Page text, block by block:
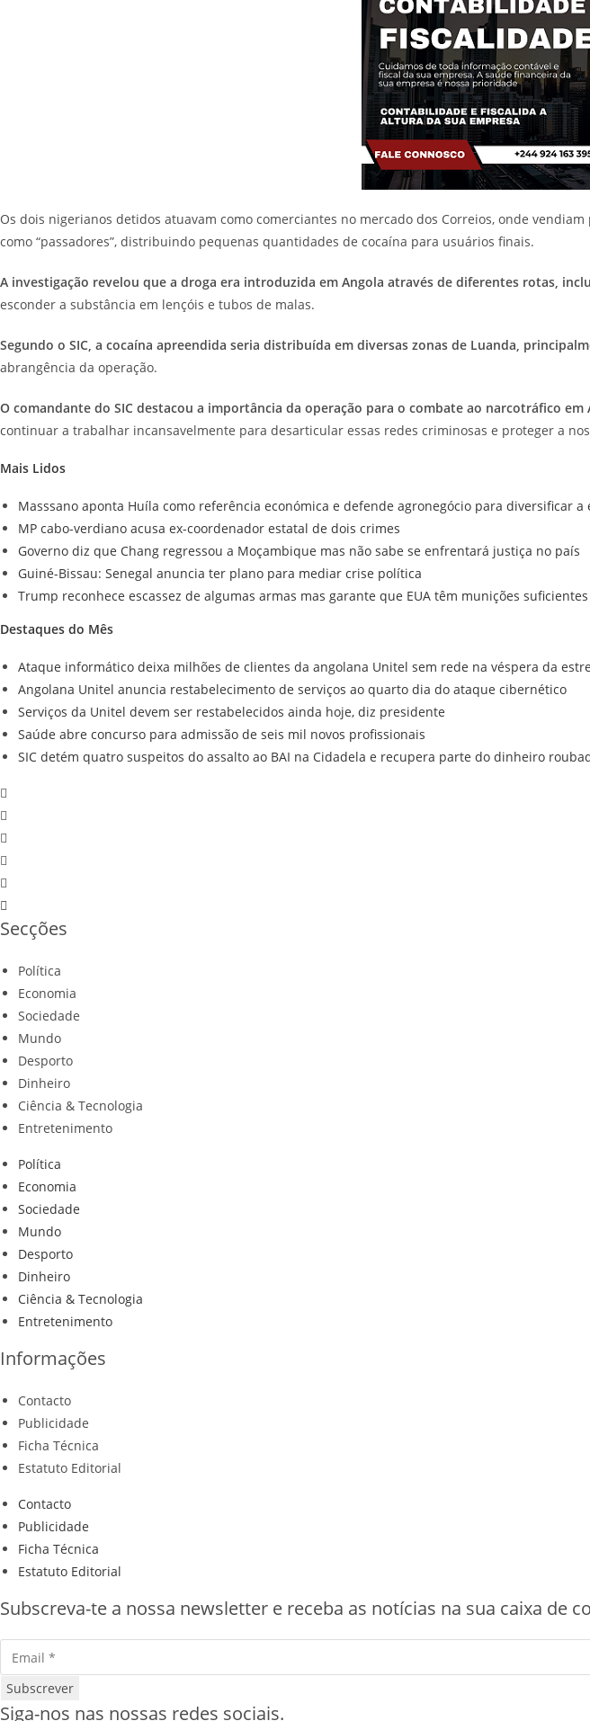
Os dois nigerianos detidos atuavam como comerciantes no mercado dos Correios, onde
como “passadores”, distribuindo pequenas quantidades de cocaína para usuários finais.
A investigação revelou que a droga era introduzida em Angola através de diferentes rotas,
esconder a substância em lençóis e tubos de malas.
Segundo o SIC, a cocaína apreendida seria distribuída em diversas zonas de Luanda,
abrangência da operação.
O comandante do SIC destacou a importância da operação para o combate ao narcotráfico em
continuar a trabalhar incansavelmente para desarticular essas redes criminosas e proteger a
Mais Lidos
Masssano aponta Huíla como referência económica e defende agronegócio para diversificar a
MP cabo-verdiano acusa ex-coordenador estatal de dois crimes
Governo diz que Chang regressou a Moçambique mas não sabe se enfrentará justiça no país
Guiné-Bissau: Senegal anuncia ter plano para mediar crise política
Trump reconhece escassez de algumas armas mas garante que EUA têm munições suficientes
Destaques do Mês
Ataque informático deixa milhões de clientes da angolana Unitel sem rede na véspera da
Angolana Unitel anuncia restabelecimento de serviços ao quarto dia do ataque cibernético
Serviços da Unitel devem ser restabelecidos ainda hoje, diz presidente
Saúde abre concurso para admissão de seis mil novos profissionais
SIC detém quatro suspeitos do assalto ao BAI na Cidadela e recupera parte do dinheiro
Secções
Política
Economia
Sociedade
Mundo
Desporto
Dinheiro
Ciência & Tecnologia
Entretenimento
Política
Economia
Sociedade
Mundo
Desporto
Dinheiro
Ciência & Tecnologia
Entretenimento
Informações
Contacto
Publicidade
Ficha Técnica
Estatuto Editorial
Contacto
Publicidade
Ficha Técnica
Estatuto Editorial
Subscreva-te a nossa newsletter e receba as notícias na sua caixa de
Subscrever
Siga-nos nas nossas redes sociais.